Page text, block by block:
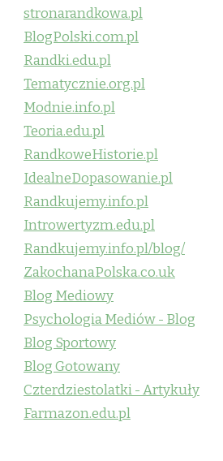
stronarandkowa.pl
BlogPolski.com.pl
Randki.edu.pl
Tematycznie.org.pl
Modnie.info.pl
Teoria.edu.pl
RandkoweHistorie.pl
IdealneDopasowanie.pl
Randkujemy.info.pl
Introwertyzm.edu.pl
Randkujemy.info.pl/blog/
ZakochanaPolska.co.uk
Blog Mediowy
Psychologia Mediów - Blog
Blog Sportowy
Blog Gotowany
Czterdziestolatki - Artykuły
Farmazon.edu.pl